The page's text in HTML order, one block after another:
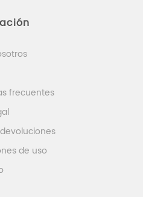
frecuentes
de uso